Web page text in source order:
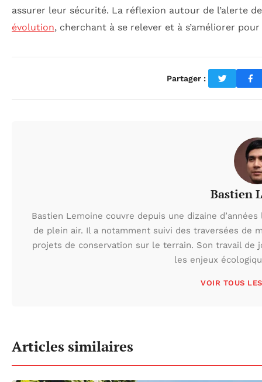
assurer leur sécurité. La réflexion autour de l’alerte
évolution, cherchant à se relever et à s’améliorer pour
Partager :
Bastien
Bastien Lemoine couvre depuis une dizaine
de plein air. Il a notamment suivi des traversées de
projets de conservation sur le terrain. Son travail de
les enjeux
VOIR TOUS
Articles similaires